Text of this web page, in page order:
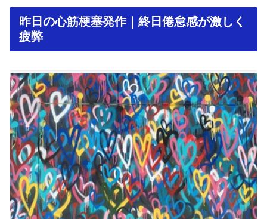
昨日の心筋梗塞発作｜終日倦怠感が激しく
疲弊